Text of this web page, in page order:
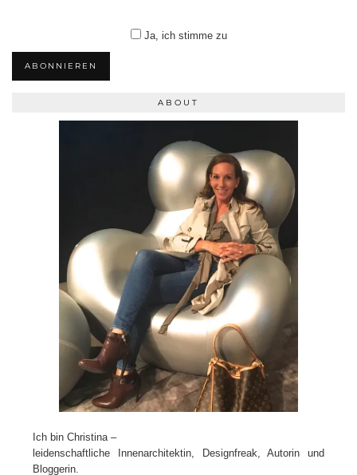
Ja, ich stimme zu
ABONNIEREN
ABOUT
Ich bin Christina –
leidenschaftliche Innenarchitektin, Designfreak, Autorin und
Bloggerin.